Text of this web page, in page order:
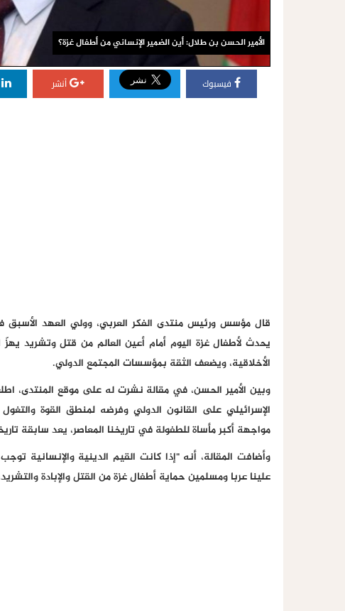
الأمير الحسن بن طلال: أين الضمير الإنساني من أطفال غزة؟
فيسبوك أنشر
قال مؤسس ورئيس منتدى الفكر العربي، وولي العهد الأسبق
يحدث لأطفال غزة اليوم أمام أعين العالم من قتل وتشريد يهزّ
الأخلاقية، ويضعف الثقة بمؤسسات المجتمع الدولي.
وبين الأمير الحسن، في مقالة نشرت له على موقع المنتدى،
الإسرائيلي على القانون الدولي وفرضه لمنطق القوة
مواجهة أكبر مأساة للطفولة في تاريخنا المعاصر، يعد سابقة
وأضافت المقالة، أنه "إذا كانت القيم الدينية والإنسانية
علينا عربا ومسلمين حماية أطفال غزة من القتل والإبادة